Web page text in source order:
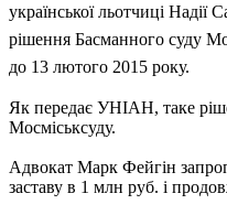
української льотчиці
рішення Басманного суду
до 13 лютого 2015 року.
Як передає УНІАН, таке
Мосміськсуду.
Адвокат Марк Фейгін
заставу в 1 млн руб. і